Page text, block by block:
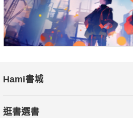
Hami書城
逛書選書